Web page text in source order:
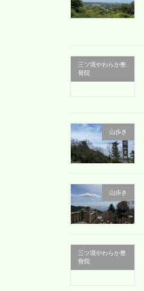
三ツ境やわらか整
骨院
山歩き
山歩き
三ツ境やわらか整
骨院